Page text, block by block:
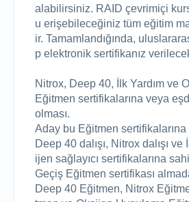
alabilirsiniz. RAID çevrimiçi
u erişebileceğiniz tüm eğitim
ir. Tamamlandığında,
p elektronik sertifikanız
Nitrox, Deep 40, İlk Yardım ve
Eğitmen sertifikalarına veya
olması.
Aday bu Eğitmen
Deep 40 dalışı, Nitrox dalışı ve
ijen sağlayıcı sertifikalarına
Geçiş Eğitmen sertifikası
Deep 40 Eğitmen, Nitrox